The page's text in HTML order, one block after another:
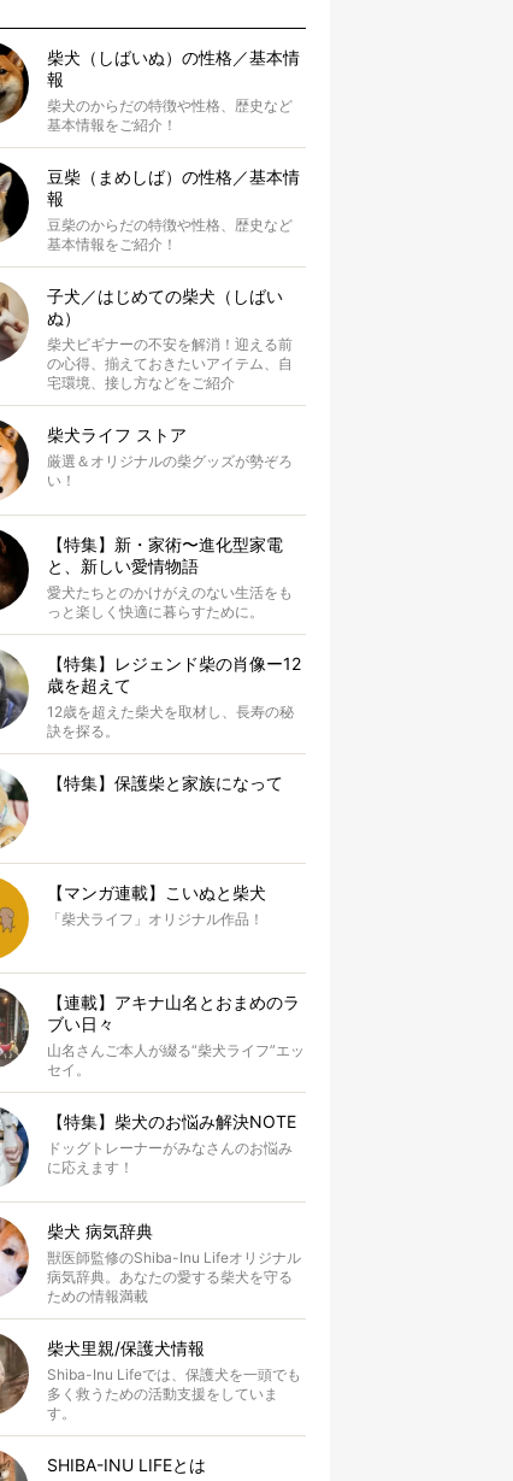
柴犬（しばいぬ）の性格／基本情
報
柴犬のからだの特徴や性格、歴史など
基本情報をご紹介！
豆柴（まめしば）の性格／基本情
報
豆柴のからだの特徴や性格、歴史など
基本情報をご紹介！
子犬／はじめての柴犬（しばい
ぬ）
柴犬ビギナーの不安を解消！迎える前
の心得、揃えておきたいアイテム、自
宅環境、接し方などをご紹介
柴犬ライフ ストア
厳選＆オリジナルの柴グッズが勢ぞろ
い！
【特集】新・家術〜進化型家電
と、新しい愛情物語
愛犬たちとのかけがえのない生活をも
っと楽しく快適に暮らすために。
【特集】レジェンド柴の肖像ー12
歳を超えて
12歳を超えた柴犬を取材し、長寿の秘
訣を探る。
【特集】保護柴と家族になって
【マンガ連載】こいぬと柴犬
「柴犬ライフ」オリジナル作品！
【連載】アキナ山名とおまめのラ
ブい日々
山名さんご本人が綴る“柴犬ライフ”エッ
セイ。
【特集】柴犬のお悩み解決NOTE
ドッグトレーナーがみなさんのお悩み
に応えます！
柴犬 病気辞典
獣医師監修のShiba-Inu Lifeオリジナル
病気辞典。あなたの愛する柴犬を守る
ための情報満載
柴犬里親/保護犬情報
Shiba-Inu Lifeでは、保護犬を一頭でも
多く救うための活動支援をしていま
す。
SHIBA-INU LIFEとは